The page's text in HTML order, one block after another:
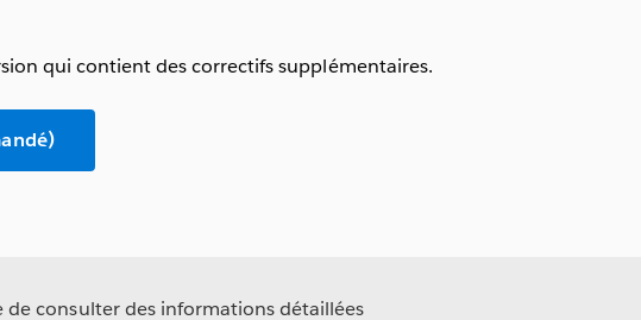
qui contient des correctifs supplémentaires.
de consulter des informations détaillées